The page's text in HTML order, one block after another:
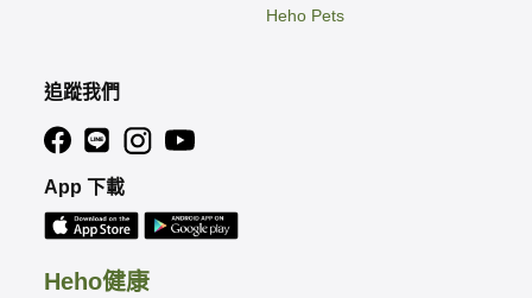
Heho健康
Heho Pets
追蹤我們
App 下載